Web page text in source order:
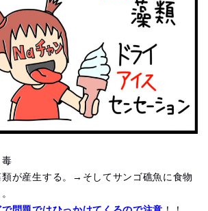
毒
類が産生する。→そしてサンゴ礁魚に食物